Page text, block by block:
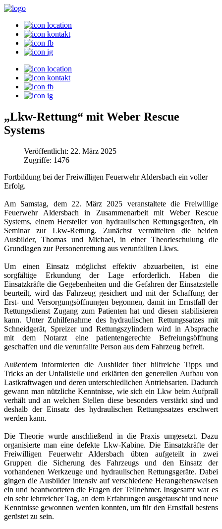
„Lkw-Rettung“ mit Weber Rescue
Systems
Veröffentlicht: 22. März 2025
Zugriffe: 1476
Fortbildung bei der Freiwilligen Feuerwehr Aldersbach ein voller
Erfolg.
Am Samstag, dem 22. März 2025 veranstaltete die Freiwillige
Feuerwehr Aldersbach in Zusammenarbeit mit Weber Rescue
Systems, einem Hersteller von hydraulischen Rettungsgeräten, ein
Seminar zur Lkw-Rettung. Zunächst vermittelten die beiden
Ausbilder, Thomas und Michael, in einer Theorieschulung die
Grundlagen zur Personenrettung aus verunfallten Lkws.
Um einen Einsatz möglichst effektiv abzuarbeiten, ist eine
sorgfältige Erkundung der Lage erforderlich. Haben die
Einsatzkräfte die Gegebenheiten und die Gefahren der Einsatzstelle
beurteilt, wird das Fahrzeug gesichert und mit der Schaffung der
Erst- und Versorgungsöffnungen begonnen, damit im Ernstfall der
Rettungsdienst Zugang zum Patienten hat und diesen stabilisieren
kann. Unter Zuhilfenahme des hydraulischen Rettungssatzes mit
Schneidgerät, Spreizer und Rettungszylindern wird in Absprache
mit dem Notarzt eine patientengerechte Befreiungsöffnung
geschaffen und die verunfallte Person aus dem Fahrzeug befreit.
Außerdem informierten die Ausbilder über hilfreiche Tipps und
Tricks an der Unfallstelle und erklärten den generellen Aufbau von
Lastkraftwagen und deren unterschiedlichen Antriebsarten. Dadurch
gewann man nützliche Kenntnisse, wie sich ein Lkw beim Aufprall
verhält und an welchen Stellen diese besonders verstärkt sind und
deshalb der Einsatz des hydraulischen Rettungssatzes erschwert
werden kann.
Die Theorie wurde anschließend in die Praxis umgesetzt. Dazu
organisierte man eine defekte Lkw-Kabine. Die Einsatzkräfte der
Freiwilligen Feuerwehr Aldersbach übten aufgeteilt in zwei
Gruppen die Sicherung des Fahrzeugs und den Einsatz der
vorhandenen Werkzeuge und hydraulischen Rettungsgeräte. Dabei
gingen die Ausbilder intensiv auf verschiedene Herangehensweisen
ein und beantworteten die Fragen der Teilnehmer. Insgesamt war es
ein sehr lehrreicher Tag, an dem Erfahrungen ausgetauscht und neue
Kenntnisse gewonnen werden konnten, um für den Ernstfall bestens
gerüstet zu sein.